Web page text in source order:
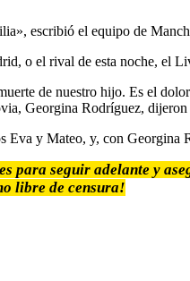
escribió el equipo de
o el rival de esta noche, el
de nuestro hijo. Es el
Georgina Rodríguez, dijeron
Eva y Mateo, y, con Georgina
para seguir adelante y
libre de censura!